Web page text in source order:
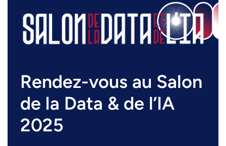
Rendez-vous au Salon
de la Data & de l’IA
2025